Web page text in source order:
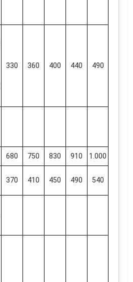
330 360 400 440 490
680 750 830 910 1.000
370 410 450 490 540